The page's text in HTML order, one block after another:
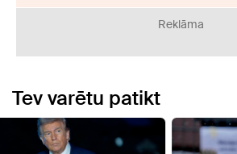
Reklāma
Tev varētu patikt